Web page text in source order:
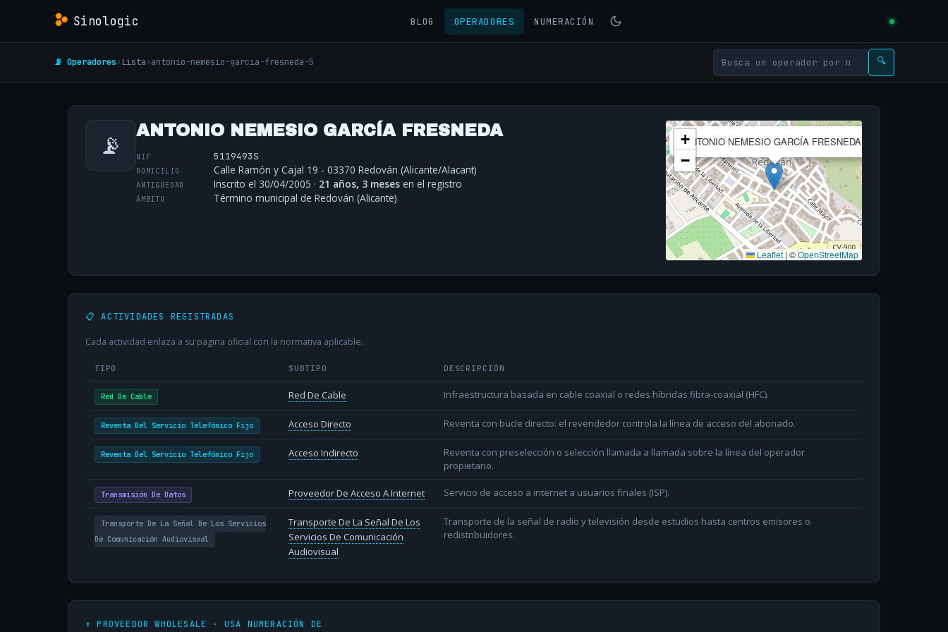
Sinologic BLOG OPERADORES NUMERACIÓN
📡 Operadores› Lista›antonio-nemesio-garcia-fresneda-5 🔍
📡 ANTONIO NEMESIO GARCÍA FRESNEDA
NIF 5119493S
DOMICILIO Calle Ramón y Cajal 19 - 03370 Redován (Alicante/Alacant)
ANTIGÜEDAD Inscrito el 30/04/2005 · 21 años, 3 meses en el registro
ÁMBITO Término municipal de Redován (Alicante)
ANTONIO NEMESIO GARCÍA FRESNEDA
+
−
Leaflet|©OpenStreetMap
📋 ACTIVIDADES REGISTRADAS
Cada actividad enlaza a su página oficial con la normativa aplicable.
TIPO SUBTIPO DESCRIPCIÓN
Red De Cable Red De Cable Infraestructura basada en cable coaxial o redes híbridas fibra-coaxial (HFC).
Reventa Del Servicio Telefónico Fijo Acceso Directo Reventa con bucle directo: el revendedor controla la línea de acceso del abonado.
Reventa Del Servicio Telefónico Fijo Acceso Indirecto
Reventa con preselección o selección llamada a llamada sobre la línea del operador
propietario.
Transmisión De Datos Proveedor De Acceso A Internet Servicio de acceso a internet a usuarios finales (ISP).
Transporte De La Señal De Los Servicios
De Comunicación Audiovisual
Transporte De La Señal De Los
Servicios De Comunicación
Audiovisual
Transporte de la señal de radio y televisión desde estudios hasta centros emisores o
redistribuidores.
⬆️ PROVEEDOR WHOLESALE · USA NUMERACIÓN DE